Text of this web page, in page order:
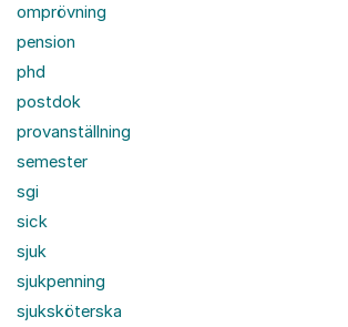
omprövning
pension
phd
postdok
provanställning
semester
sgi
sick
sjuk
sjukpenning
sjuksköterska